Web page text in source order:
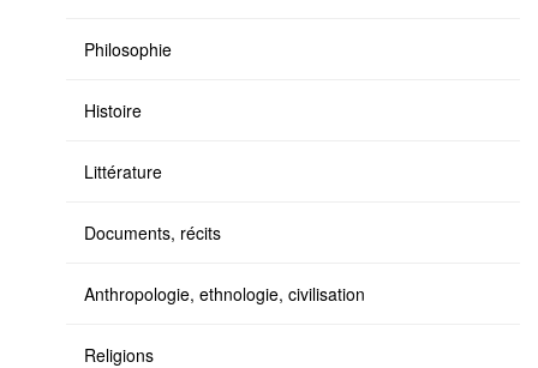
Philosophie
Histoire
Littérature
Documents, récits
Anthropologie, ethnologie, civilisation
Religions